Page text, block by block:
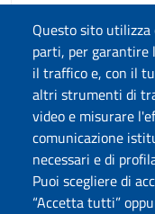
Questo sito
parti, per garantire
il traffico e, con il
altri strumenti di
video e misurare
comunicazione
necessari e di
Puoi scegliere di
“Accetta tutti”
COSSU DAVIDE
Professori
dcossu@uniss.it
SCIENZE
SASSARI - VIALE